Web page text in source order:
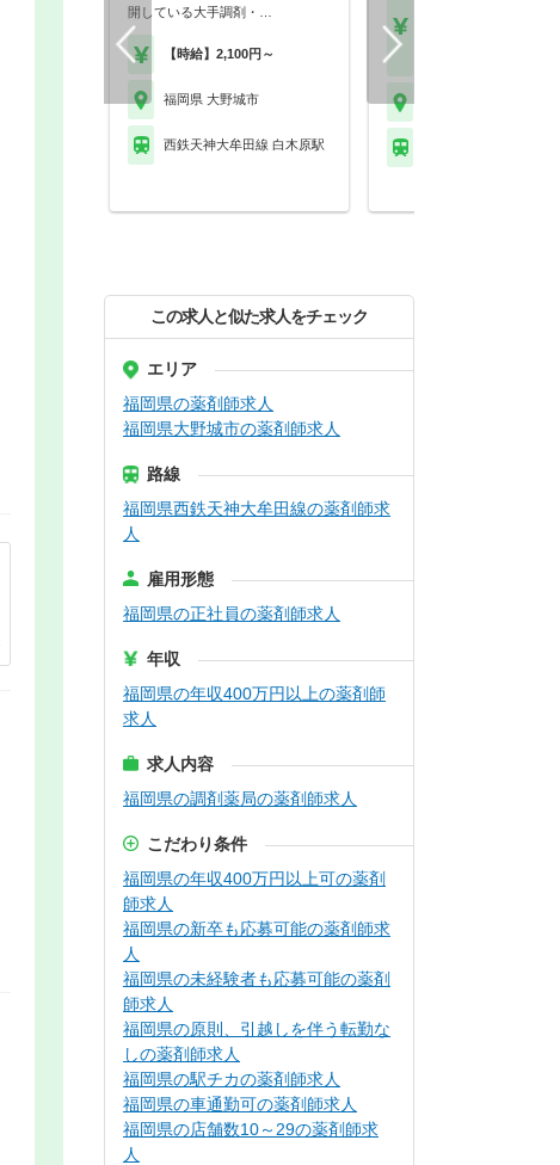
開している大手調剤・…
【時給】2,100円～
福岡県 大野城市
西鉄天神大牟田線 白木原駅
この求人と似た求人をチェック
エリア
福岡県の薬剤師求人
福岡県大野城市の薬剤師求人
路線
福岡県西鉄天神大牟田線の薬剤師求
人
雇用形態
福岡県の正社員の薬剤師求人
年収
福岡県の年収400万円以上の薬剤師
求人
求人内容
福岡県の調剤薬局の薬剤師求人
こだわり条件
福岡県の年収400万円以上可の薬剤
師求人
福岡県の新卒も応募可能の薬剤師求
人
福岡県の未経験者も応募可能の薬剤
師求人
福岡県の原則、引越しを伴う転勤な
しの薬剤師求人
福岡県の駅チカの薬剤師求人
福岡県の車通勤可の薬剤師求人
福岡県の店舗数10～29の薬剤師求
人